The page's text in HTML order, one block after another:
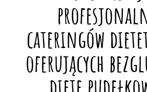
cateringów
oferujących